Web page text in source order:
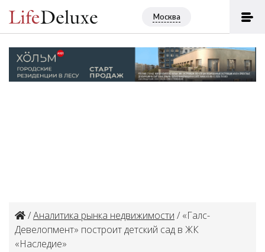
Москва
/Аналитика рынка недвижимости / «Галс-
Девелопмент» построит детский сад в ЖК
«Наследие»